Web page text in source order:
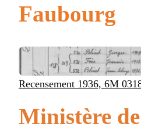
Faubourg
Recensement 1936, 6M
Ministère